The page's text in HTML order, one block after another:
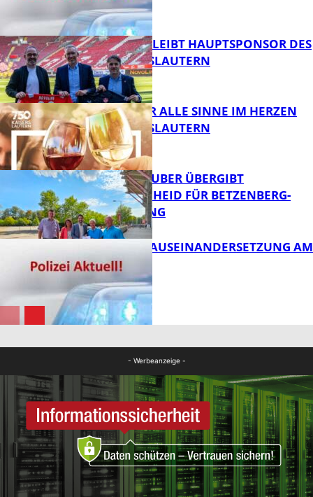
FB News
FB News
NOVOLINE BLEIBT HAUPTSPONSOR DES
1. FC KAISERSLAUTERN
FB Kultur
GENÜSSE FÜR ALLE SINNE IM HERZEN
VON KAISERSLAUTERN
MINISTER TEUBER ÜBERGIBT
FÖRDERBESCHEID FÜR BETZENBERG-
ENTWICKLUNG
HANDFESTE AUSEINANDERSETZUNG AM
PFAFFPLATZ
- Werbeanzeige -